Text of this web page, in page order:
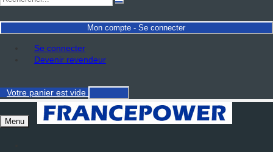
Mon compte - Se connecter
Se connecter
Devenir revendeur
Votre panier est vide
Menu